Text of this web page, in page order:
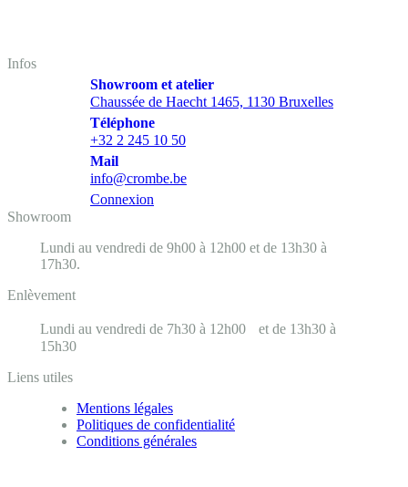
Infos
Showroom et atelier
Chaussée de Haecht 1465, 1130 Bruxelles
Téléphone
+32 2 245 10 50
Mail
info@crombe.be
Connexion
Showroom
Lundi au vendredi de 9h00 à 12h00 et de 13h30 à
17h30.
Enlèvement
Lundi au vendredi de 7h30 à 12h00 et de 13h30 à
15h30
Liens utiles
Mentions légales
Politiques de confidentialité
Conditions générales